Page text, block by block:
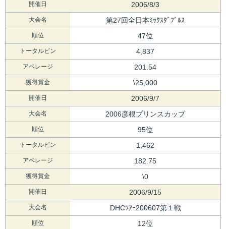
開催日 2006/8/3
大会名 第27回全日本ﾐｯｸｽﾀﾞﾌﾞﾙｽ
順位 47位
トータルピン 4,837
アベレージ 201.54
獲得賞金 \25,000
開催日 2006/9/7
大会名 2006彦根プリンスカップ
順位 95位
トータルピン 1,462
アベレージ 182.75
獲得賞金 \0
開催日 2006/9/15
大会名 DHCﾂｱｰ200607第１戦
順位 12位